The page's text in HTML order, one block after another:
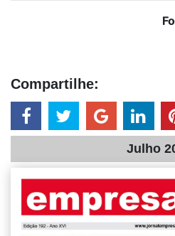
Compartilhe:
Julho